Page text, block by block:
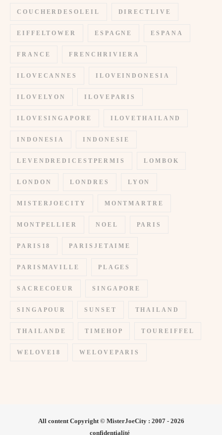
COUCHERDESOLEIL DIRECTLIVE
EIFFELTOWER ESPAGNE ESPANA
FRANCE FRENCHRIVIERA
ILOVECANNES ILOVEINDONESIA
ILOVELYON ILOVEPARIS
ILOVESINGAPORE ILOVETHAILAND
INDONESIA INDONESIE
LEVENDREDICESTPERMIS LOMBOK
LONDON LONDRES LYON
MISTERJOECITY MONTMARTRE
MONTPELLIER NOEL PARIS
PARIS18 PARISJETAIME
PARISMAVILLE PLAGES
SACRECOEUR SINGAPORE
SINGAPOUR SUNSET THAILAND
THAILANDE TIMEHOP TOUREIFFEL
WELOVE18 WELOVEPARIS
All content Copyright © MisterJoeCity : 2007 - 2026
confidentialité